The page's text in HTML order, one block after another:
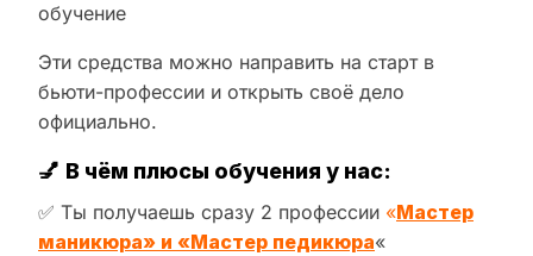
обучение
Эти средства можно направить на старт в
бьюти-профессии и открыть своё дело
официально.
💅 В чём плюсы обучения у нас:
✅ Ты получаешь сразу 2 профессии «Мастер
маникюра» и «Мастер педикюра«